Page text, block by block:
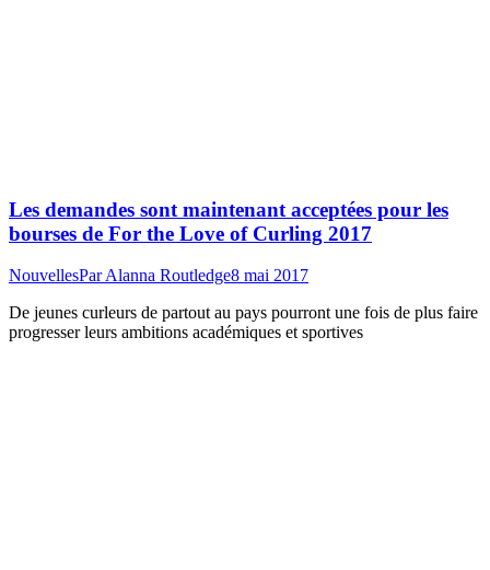
Les demandes sont maintenant acceptées pour les
bourses de For the Love of Curling 2017
NouvellesParAlanna Routledge8 mai 2017
De jeunes curleurs de partout au pays pourront une fois de plus faire
progresser leurs ambitions académiques et sportives